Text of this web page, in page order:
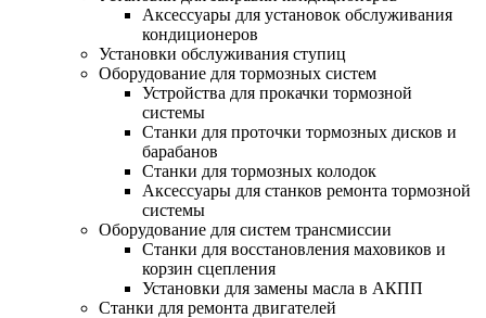
Аксессуары для установок обслуживания
кондиционеров
Установки обслуживания ступиц
Оборудование для тормозных систем
Устройства для прокачки тормозной
системы
Станки для проточки тормозных дисков и
барабанов
Станки для тормозных колодок
Аксессуары для станков ремонта тормозной
системы
Оборудование для систем трансмиссии
Станки для восстановления маховиков и
корзин сцепления
Установки для замены масла в АКПП
Станки для ремонта двигателей